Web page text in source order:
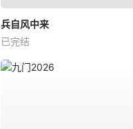
兵自风中来
已完结